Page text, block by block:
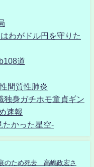
わがドル円を守りた
道
間質性肺炎
独身ガチホモ童貞ギン
速報
たかった星空-
のため死去 高嶋政宏さ